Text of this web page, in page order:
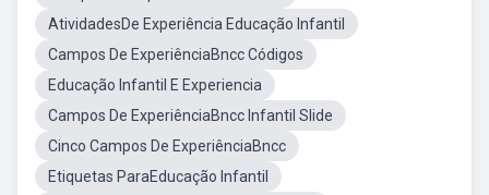
AtividadesDe Experiência Educação Infantil
Campos De ExperiênciaBncc Códigos
Educação Infantil E Experiencia
Campos De ExperiênciaBncc Infantil Slide
Cinco Campos De ExperiênciaBncc
Etiquetas ParaEducação Infantil